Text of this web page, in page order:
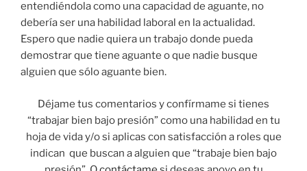
entendiéndola como una capacidad de aguante, no
debería ser una habilidad laboral en la actualidad.
Espero que nadie quiera un trabajo donde pueda
demostrar que tiene aguante o que nadie busque
alguien que sólo aguante bien.
Déjame tus comentarios y confírmame si tienes
“trabajar bien bajo presión” como una habilidad en tu
hoja de vida y/o si aplicas con satisfacción a roles que
indican que buscan a alguien que “trabaje bien bajo